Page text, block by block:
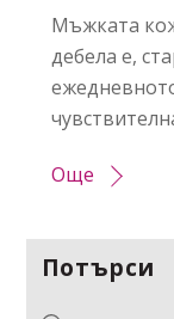
Мъжката
дебела е,
Още
Потърси